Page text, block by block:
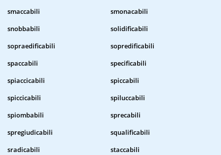
smaccabili
smonacabili
snobbabili
solidificabili
sopraedificabili
sopredificabili
spaccabili
specificabili
spiaccicabili
spiccabili
spiccicabili
spiluccabili
spiombabili
sprecabili
spregiudicabili
squalificabili
sradicabili
staccabili